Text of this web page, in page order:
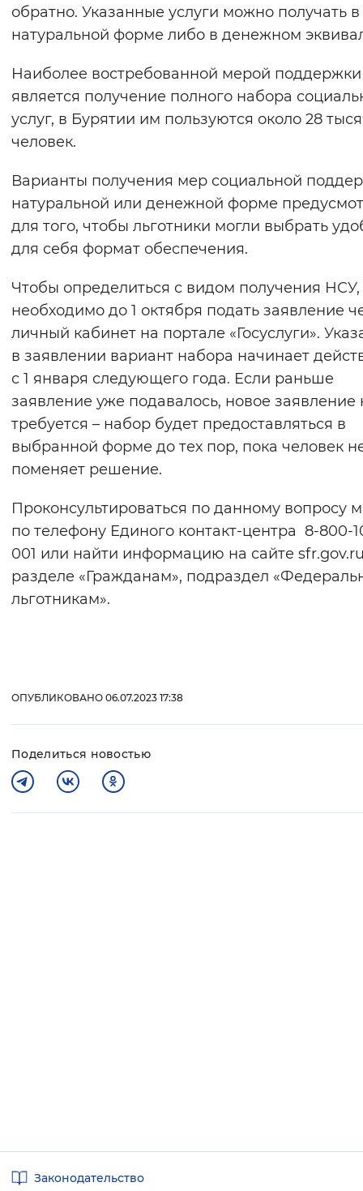
Звуковой ассистент
Вернуть стандартные настройки
обратно. Указанные услуги можно получать в
натуральной форме либо в денежном
Наиболее востребованной мерой поддержки
является получение полного набора
услуг, в Бурятии им пользуются около 28
человек.
Варианты получения мер социальной
натуральной или денежной форме
для того, чтобы льготники могли выбрать
для себя формат обеспечения.
Чтобы определиться с видом получения НСУ,
необходимо до 1 октября подать заявление
личный кабинет на портале «Госуслуги».
в заявлении вариант набора начинает
с 1 января следующего года. Если раньше
заявление уже подавалось, новое заявление
требуется – набор будет предоставляться в
выбранной форме до тех пор, пока человек
поменяет решение.
Проконсультироваться по данному вопросу
по телефону Единого контакт-центра 8-800-
001 или найти информацию на сайте
разделе «Гражданам», подраздел
льготникам».
ОПУБЛИКОВАНО 06.07.2023 17:38
Поделиться новостью
Законодательство